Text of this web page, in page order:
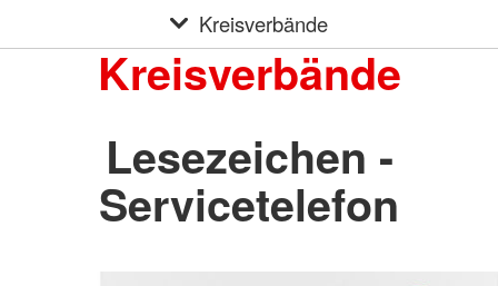
Kreisverbände
Kreisverbände
Lesezeichen -
Servicetelefon